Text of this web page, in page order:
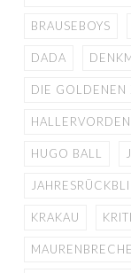
BRAUSEBOYS
DADA
DIE GOLDENEN
HALLERVORDEN
HUGO BALL
KRAKAU